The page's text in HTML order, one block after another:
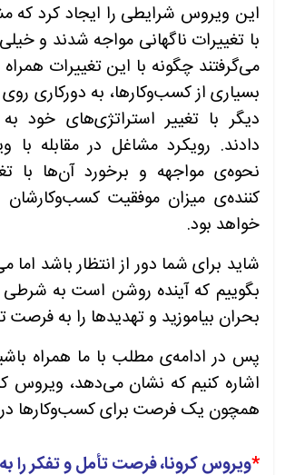
این ویروس شرایطی را ایجاد کرد که
با تغییرات ناگهانی مواجه شدند و
می‌گرفتند چگونه با این تغییرات
بسیاری از کسب‌وکارها، به دورکاری
دیگر با تغییر استراتژی‌های خود
دادند. رویکرد مشاغل در مقابله با
نحوه‌ی مواجهه و برخورد آن‌ها با
کننده‌ی میزان موفقیت
خواهد بود.
شاید برای شما دور از انتظار باشد اما
بگوییم که آینده روشن است به شرطی
بحران بیاموزید و تهدیدها را به فرصت
پس در ادامه‌ی مطلب با ما همراه
اشاره کنیم که نشان می‌دهد، ویروس
همچون یک فرصت برای کسب‌وکارها
*ویروس کرونا، فرصت تأمل و تفکر را